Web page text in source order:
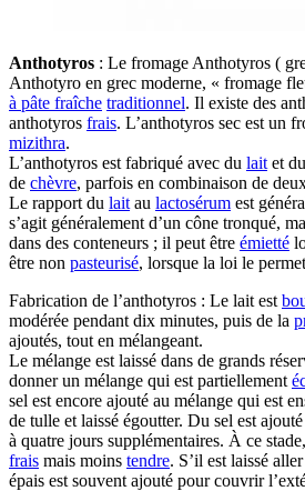
Anthotyros : Le fromage Anthotyros (
Anthotyro en grec moderne, « fromage
à pâte fraîche traditionnel. Il existe des
anthotyros frais. L’anthotyros sec est un
mizithra.
L’anthotyros est fabriqué avec du lait et du
de chèvre, parfois en combinaison de
Le rapport du lait au lactosérum est
s’agit généralement d’un cône tronqué,
dans des conteneurs ; il peut être émietté
être non pasteurisé, lorsque la loi le
Fabrication de l’anthotyros : Le lait est
modérée pendant dix minutes, puis de la
ajoutés, tout en mélangeant.
Le mélange est laissé dans de grands
donner un mélange qui est partiellement
sel est encore ajouté au mélange qui est
de tulle et laissé égoutter. Du sel est
à quatre jours supplémentaires. À ce
frais mais moins tendre. S’il est laissé
épais est souvent ajouté pour couvrir